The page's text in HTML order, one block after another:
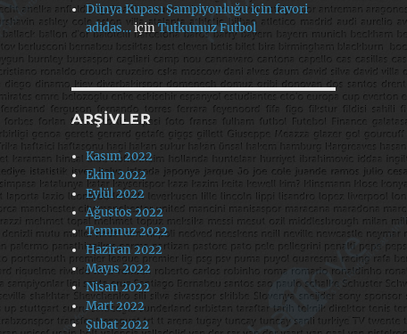
Dünya Kupası Şampiyonluğu için favori
adidas…içinTutkumuz Futbol
ARŞIVLER
Kasım 2022
Ekim 2022
Eylül 2022
Ağustos 2022
Temmuz 2022
Haziran 2022
Mayıs 2022
Nisan 2022
Mart 2022
Şubat 2022